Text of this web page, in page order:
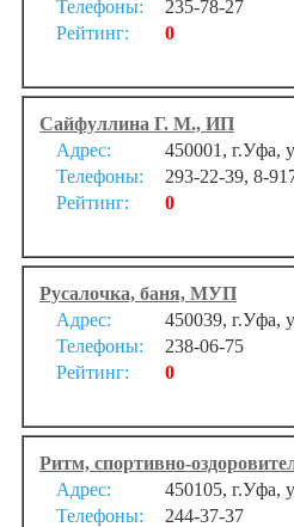
Телефоны:
235-78-27
Рейтинг:
0
Сайфуллина Г. М., ИП
Адрес:
450001, г.Уфа,
Телефоны:
293-22-39, 8-
Рейтинг:
0
Русалочка, баня, МУП
Адрес:
450039, г.Уфа,
Телефоны:
238-06-75
Рейтинг:
0
Ритм, спортивно-
Адрес:
450105, г.Уфа,
Телефоны:
244-37-37